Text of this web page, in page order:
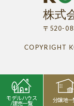
〒520-
COPYRIGHT
モデルハウス
/建売一覧
分譲地一